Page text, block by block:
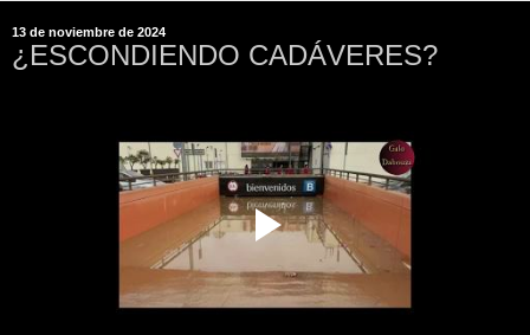
13 de noviembre de 2024
¿ESCONDIENDO CADÁVERES?